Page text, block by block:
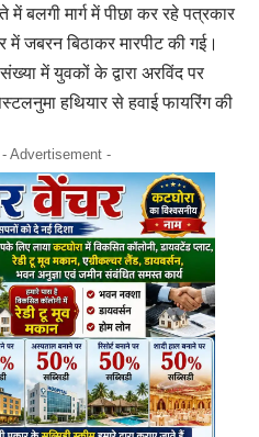
में बलगी मार्ग में पीछा कर रहे पत्रकार
में जबरन बिठाकर मारपीट की गई।
में युवकों के द्वारा अरविंद पर
हथियार से हवाई फायरिंग की
- Advertisement -